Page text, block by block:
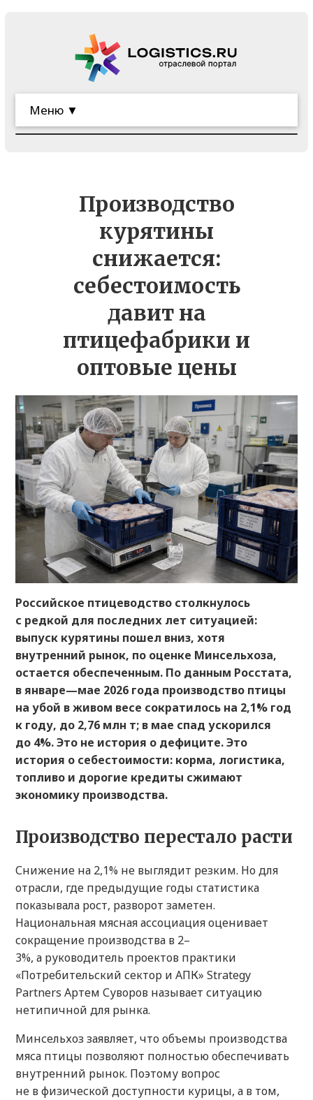
Меню ▼
Производство
курятины
снижается:
себестоимость
давит на
птицефабрики и
оптовые цены
Российское птицеводство столкнулось
с редкой для последних лет ситуацией:
выпуск курятины пошел вниз, хотя
внутренний рынок, по оценке Минсельхоза,
остается обеспеченным. По данным Росстата,
в январе—мае 2026 года производство птицы
на убой в живом весе сократилось на 2,1% год
к году, до 2,76 млн т; в мае спад ускорился
до 4%. Это не история о дефиците. Это
история о себестоимости: корма, логистика,
топливо и дорогие кредиты сжимают
экономику производства.
Производство перестало расти
Снижение на 2,1% не выглядит резким. Но для
отрасли, где предыдущие годы статистика
показывала рост, разворот заметен.
Национальная мясная ассоциация оценивает
сокращение производства в 2–
3%, а руководитель проектов практики
«Потребительский сектор и АПК» Strategy
Partners Артем Суворов называет ситуацию
нетипичной для рынка.
Минсельхоз заявляет, что объемы производства
мяса птицы позволяют полностью обеспечивать
внутренний рынок. Поэтому вопрос
не в физической доступности курицы, а в том,